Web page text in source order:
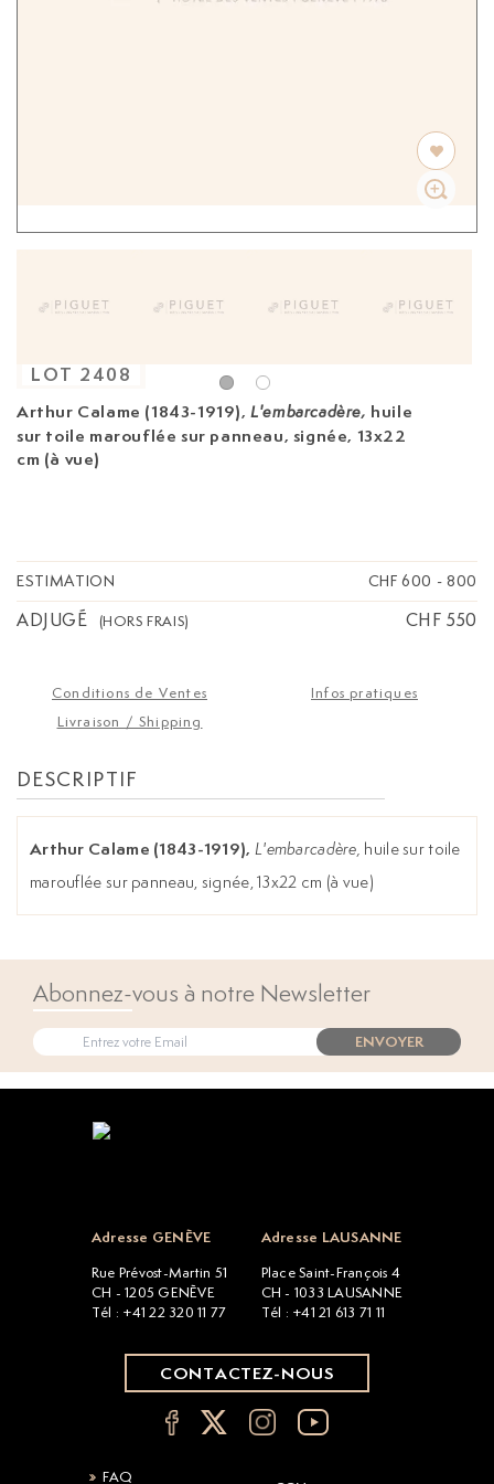
Arthur Calame (1843-1919), L'embarcadère, huile
sur toile marouflée sur panneau, signée, 13x22
cm (à vue)
LOT 2408
ESTIMATION CHF 600 - 800
ADJUGÉ (HORS FRAIS) CHF 550
Conditions de Ventes
Infos pratiques
Livraison / Shipping
DESCRIPTIF
Arthur Calame (1843-1919), L'embarcadère, huile sur toile
marouflée sur panneau, signée, 13x22 cm (à vue)
Abonnez-vous à notre Newsletter
ENVOYER
Adresse GENÈVE
Rue Prévost-Martin 51
CH - 1205 GENÈVE
Tél : +41 22 320 11 77
Adresse LAUSANNE
Place Saint-François 4
CH - 1033 LAUSANNE
Tél : +41 21 613 71 11
CONTACTEZ-NOUS
FAQ